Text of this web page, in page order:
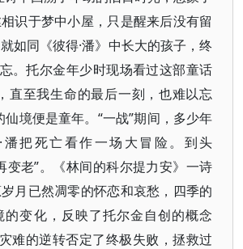
识于梦中小屋，只是醒来后没有留
如同《彼得·潘》中长大的孩子，终
。托尔金年少时现场看过这部童话
直至我生命的最后一刻，也难以忘
仙境便是童年。“一战”期间，多少年
潘把死亡看作一场大冒险。到头
变老”。《林间的科尔提力安》一诗
月已然凋零的怀恋和哀愁，四季的
的变化，反映了托尔金自创的概念
难的逆转否定了终极失败，拯救过